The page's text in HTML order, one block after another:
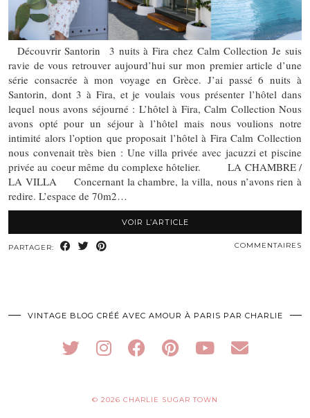
Découvrir Santorin 3 nuits à Fira chez Calm Collection Je suis
ravie de vous retrouver aujourd’hui sur mon premier article d’une
série consacrée à mon voyage en Grèce. J’ai passé 6 nuits à
Santorin, dont 3 à Fira, et je voulais vous présenter l’hôtel dans
lequel nous avons séjourné : L’hôtel à Fira, Calm Collection Nous
avons opté pour un séjour à l’hôtel mais nous voulions notre
intimité alors l’option que proposait l’hôtel à Fira Calm Collection
nous convenait très bien : Une villa privée avec jacuzzi et piscine
privée au coeur même du complexe hôtelier. LA CHAMBRE /
LA VILLA Concernant la chambre, la villa, nous n’avons rien à
redire. L’espace de 70m2…
VOIR L’ARTICLE
PARTAGER: COMMENTAIRES
VINTAGE BLOG CRÉÉ AVEC AMOUR À PARIS PAR CHARLIE
© 2026 CHARLIE SUGAR TOWN